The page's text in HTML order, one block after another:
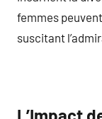
femmes
suscitant